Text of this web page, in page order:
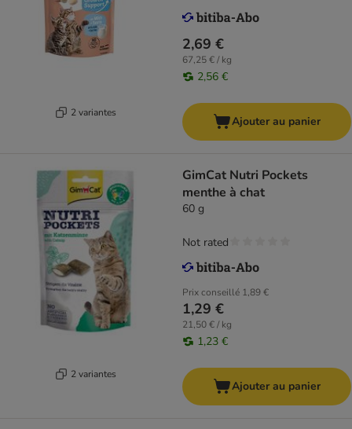
2 variantes
2,69 €
67,25 € / kg
2,56 €
Ajouter au panier
2 variantes
GimCat Nutri Pockets
menthe à chat
60 g
Prix conseillé 1,89 €
1,29 €
21,50 € / kg
1,23 €
Not rated
Ajouter au panier